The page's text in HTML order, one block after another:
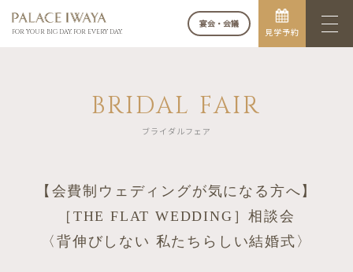
FOR YOUR BIG DAY. FOR EVERY DAY.
宴会・会議
見学予約
BRIDAL FAIR
ブライダルフェア
【会費制ウェディングが気になる方へ】
［THE FLAT WEDDING］相談会
〈背伸びしない 私たちらしい結婚式〉